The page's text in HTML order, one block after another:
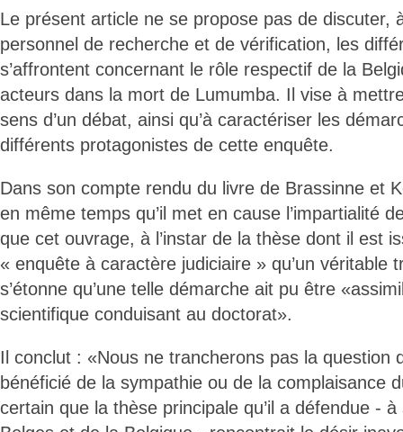
Le présent article ne se propose pas de discuter,
personnel de recherche et de vérification, les
s’affrontent concernant le rôle respectif de la
acteurs dans la mort de Lumumba. Il vise à
sens d’un débat, ainsi qu’à caractériser les
différents protagonistes de cette enquête.
Dans son compte rendu du livre de Brassinne et
en même temps qu’il met en cause l’impartialité
que cet ouvrage, à l’instar de la thèse dont il est
« enquête à caractère judiciaire » qu’un véritable
s’étonne qu’une telle démarche ait pu être
scientifique conduisant au doctorat».
Il conclut : «Nous ne trancherons pas la question
bénéficié de la sympathie ou de la complaisance
certain que la thèse principale qu’il a défendue - à